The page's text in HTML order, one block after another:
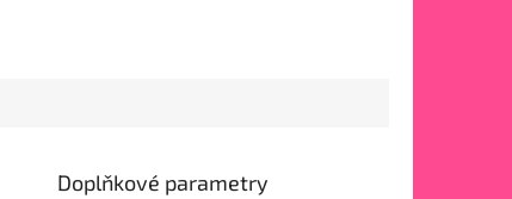
Doplňkové parametry